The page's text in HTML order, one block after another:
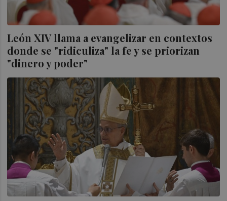
León XIV llama a evangelizar en contextos
donde se "ridiculiza" la fe y se priorizan
"dinero y poder"